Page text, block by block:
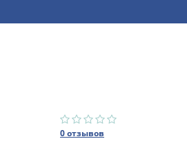
0 отзывов